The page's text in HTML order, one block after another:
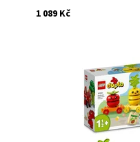
1 089 Kč
Edukační hračka s
rajčetem, ananasem a
Dostupnost:
Skladem
10881
LEGO